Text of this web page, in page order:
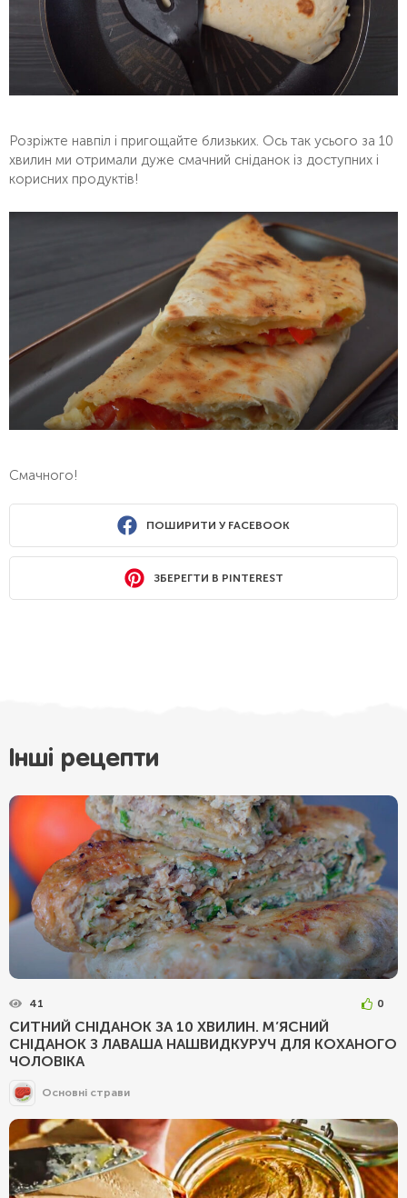
Розріжте навпіл і пригощайте близьких. Ось так усього за 10
хвилин ми отримали дуже смачний сніданок із доступних і
корисних продуктів!
Смачного!
ПОШИРИТИ У FACEBOOK
ЗБЕРЕГТИ В PINTEREST
Інші рецепти
41 0
СИТНИЙ СНІДАНОК ЗА 10 ХВИЛИН. М’ЯСНИЙ
СНІДАНОК З ЛАВАША НАШВИДКУРУЧ ДЛЯ КОХАНОГО
ЧОЛОВІКА
Основні страви